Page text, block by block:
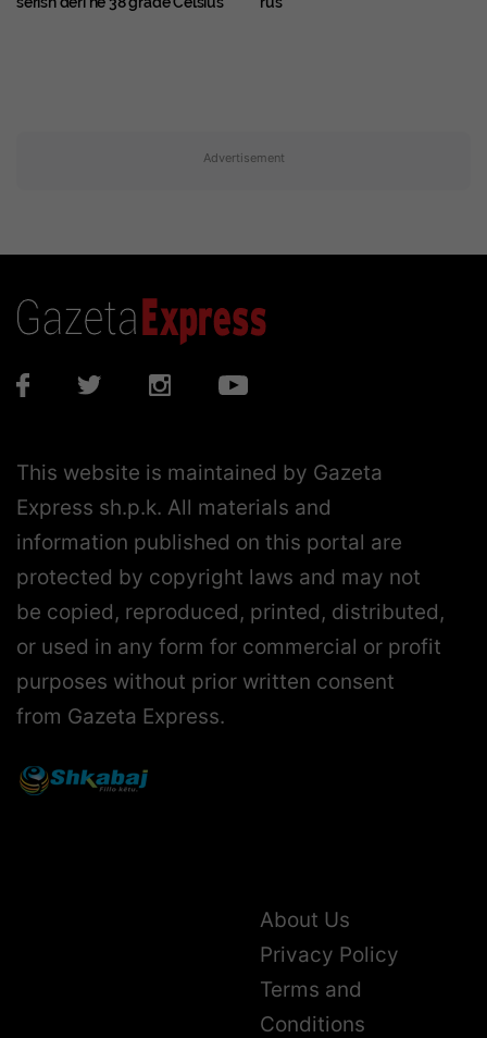
Advertisement
This website is maintained by Gazeta
Express sh.p.k. All materials and
information published on this portal are
protected by copyright laws and may not
be copied, reproduced, printed, distributed,
or used in any form for commercial or profit
purposes without prior written consent
from Gazeta Express.
About Us
Privacy Policy
Terms and
Conditions